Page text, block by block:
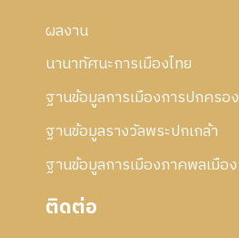
ผลงาน
นานาทัศนะการเมืองไทย
ฐานข้อมูลการเมืองการปกครอง
ฐานข้อมูลรางวัลพระปกเกล้า
ฐานข้อมูลการเมืองภาคพลเมือง
ติดต่อ